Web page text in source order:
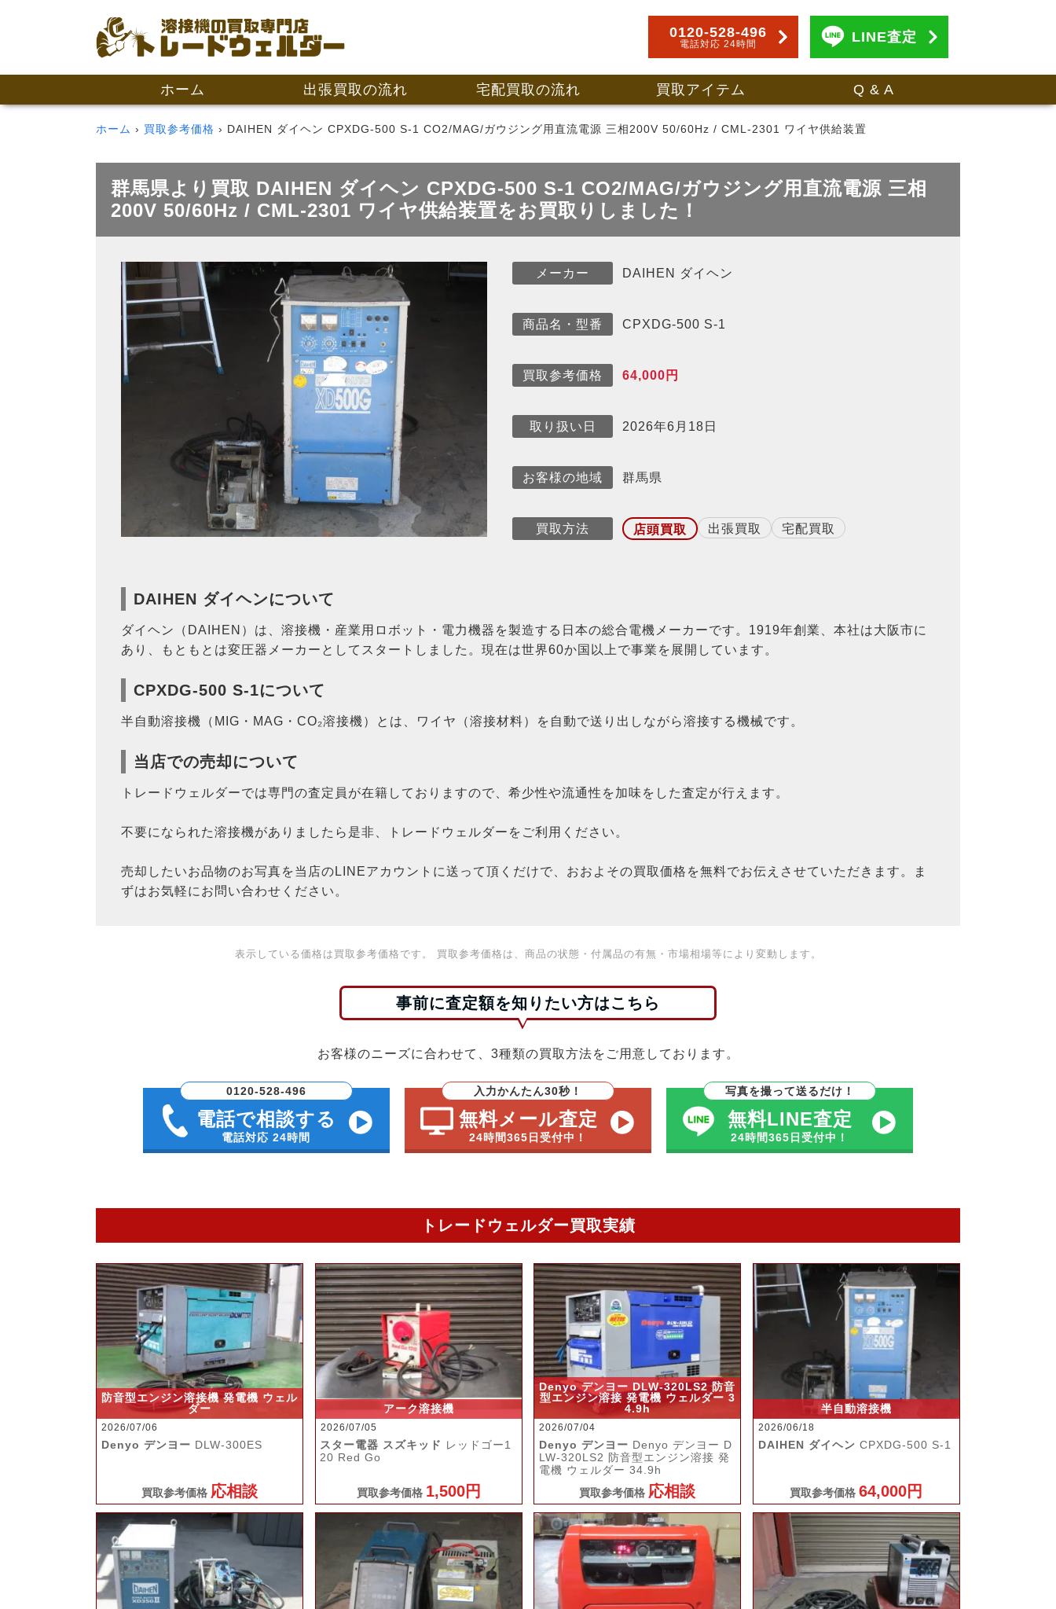
0120-528-496
電話対応 24時間 LINE査定
ホーム 出張買取の流れ 宅配買取の流れ 買取アイテム Q & A
ホーム 買取参考価格 DAIHEN ダイヘン CPXDG-500 S-1 CO2/MAG/ガウジング用直流電源 三相200V 50/60Hz / CML-2301 ワイヤ供給装置
群馬県より買取 DAIHEN ダイヘン CPXDG-500 S-1 CO2/MAG/ガウジング用直流電源 三相
200V 50/60Hz / CML-2301 ワイヤ供給装置をお買取りしました！
メーカー DAIHEN ダイヘン
商品名・型番 CPXDG-500 S-1
買取参考価格 64,000円
取り扱い日 2026年6月18日
お客様の地域 群馬県
買取方法 店頭買取 出張買取 宅配買取
DAIHEN ダイヘンについて
ダイヘン（DAIHEN）は、溶接機・産業用ロボット・電力機器を製造する日本の総合電機メーカーです。1919年創業、本社は大阪市に
あり、もともとは変圧器メーカーとしてスタートしました。現在は世界60か国以上で事業を展開しています。
CPXDG-500 S-1について
半自動溶接機（MIG・MAG・CO₂溶接機）とは、ワイヤ（溶接材料）を自動で送り出しながら溶接する機械です。
当店での売却について
トレードウェルダーでは専門の査定員が在籍しておりますので、希少性や流通性を加味をした査定が行えます。
不要になられた溶接機がありましたら是非、トレードウェルダーをご利用ください。
売却したいお品物のお写真を当店のLINEアカウントに送って頂くだけで、おおよその買取価格を無料でお伝えさせていただきます。ま
ずはお気軽にお問い合わせください。
表示している価格は買取参考価格です。 買取参考価格は、商品の状態・付属品の有無・市場相場等により変動します。
事前に査定額を知りたい方はこちら
お客様のニーズに合わせて、3種類の買取方法をご用意しております。
0120-528-496
電話で相談する
電話対応 24時間
入力かんたん30秒！
無料メール査定
24時間365日受付中！
写真を撮って送るだけ！
無料LINE査定
24時間365日受付中！
トレードウェルダー買取実績
防音型エンジン溶接機 発電機 ウェル
ダー
2026/07/06
Denyo デンヨー DLW-300ES
買取参考価格 応相談
アーク溶接機
2026/07/05
スター電器 スズキッド レッドゴー1
20 Red Go
買取参考価格 1,500円
Denyo デンヨー DLW-320LS2 防音
型エンジン溶接 発電機 ウェルダー 3
4.9h
2026/07/04
Denyo デンヨー Denyo デンヨー D
LW-320LS2 防音型エンジン溶接 発
電機 ウェルダー 34.9h
買取参考価格 応相談
半自動溶接機
2026/06/18
DAIHEN ダイヘン CPXDG-500 S-1
買取参考価格64,000円